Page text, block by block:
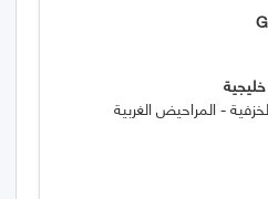
- المراحيض الغربية